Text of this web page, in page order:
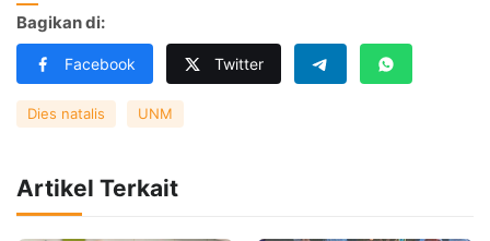
Bagikan di:
Facebook Twitter
Dies natalis UNM
Artikel Terkait